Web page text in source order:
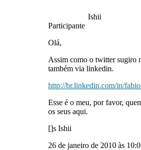
Ishii
Participante
Olá,
Assim como o twitter sugiro
também via linkedin.
http://br.linkedin.com/in/
Esse é o meu, por favor,
os seus aqui.
[]s Ishii
26 de janeiro de 2010 às